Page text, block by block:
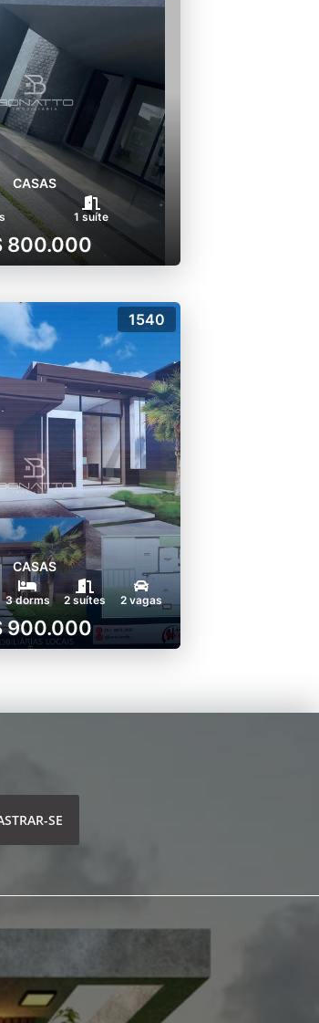
CASAS
1 suíte
800.000
1540
CASAS
3 dorms 2 suítes 2 vagas
900.000
SE